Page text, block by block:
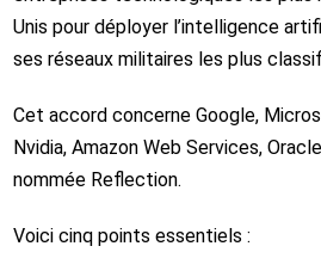
Unis pour déployer l’intelligence
ses réseaux militaires les plus
Cet accord concerne Google,
Nvidia, Amazon Web Services,
nommée Reflection.
Voici cinq points essentiels :